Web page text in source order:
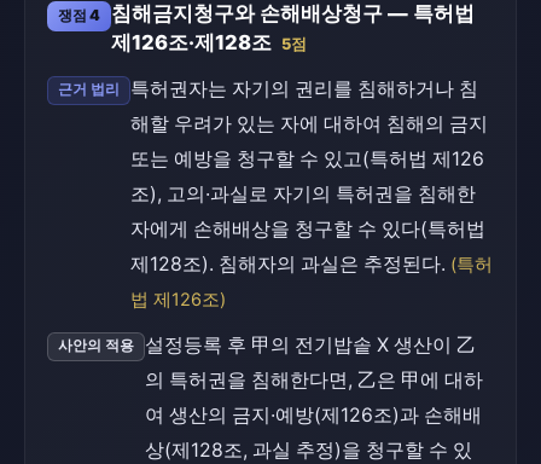
쟁점 4
침해금지청구와 손해배상청구 — 특허법
제126조·제128조 5점
근거 법리
특허권자는 자기의 권리를 침해하거나 침
해할 우려가 있는 자에 대하여 침해의 금지
또는 예방을 청구할 수 있고(특허법 제126
조), 고의·과실로 자기의 특허권을 침해한
자에게 손해배상을 청구할 수 있다(특허법
제128조). 침해자의 과실은 추정된다. (특허
법 제126조)
사안의 적용
설정등록 후 甲의 전기밥솥 X 생산이 乙
의 특허권을 침해한다면, 乙은 甲에 대하
여 생산의 금지·예방(제126조)과 손해배
상(제128조, 과실 추정)을 청구할 수 있